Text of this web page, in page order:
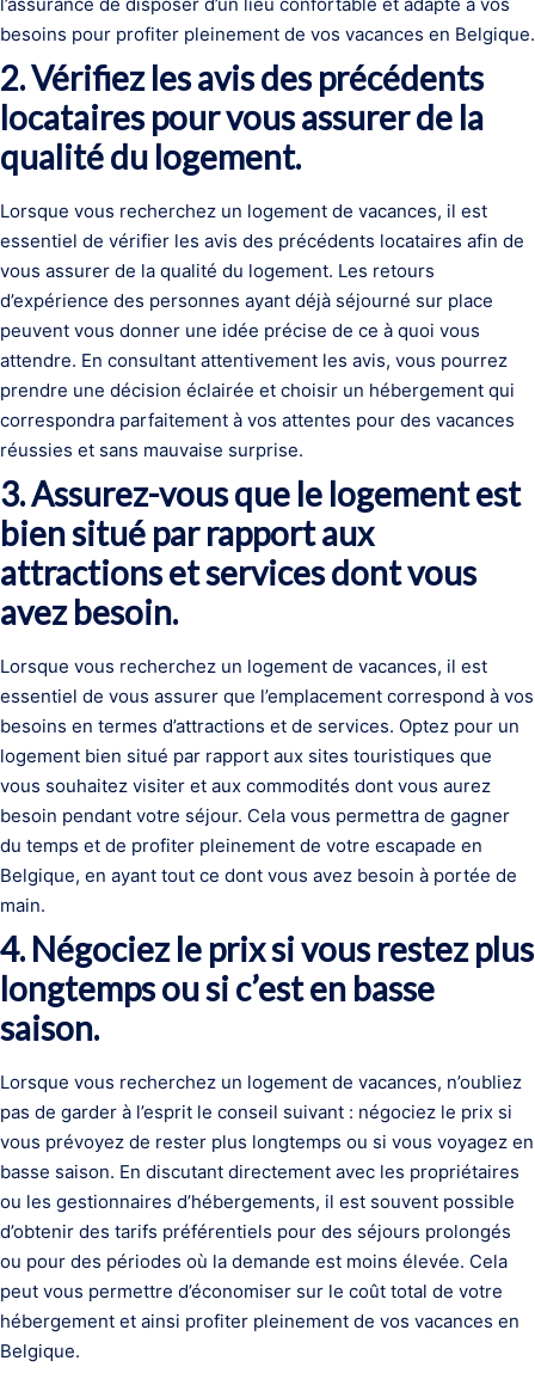
besoins pour profiter pleinement de vos vacances en Belgique.
2. Vérifiez les avis des précédents
locataires pour vous assurer de la
qualité du logement.
Lorsque vous recherchez un logement de vacances, il est
essentiel de vérifier les avis des précédents locataires afin de
vous assurer de la qualité du logement. Les retours
d’expérience des personnes ayant déjà séjourné sur place
peuvent vous donner une idée précise de ce à quoi vous
attendre. En consultant attentivement les avis, vous pourrez
prendre une décision éclairée et choisir un hébergement qui
correspondra parfaitement à vos attentes pour des vacances
réussies et sans mauvaise surprise.
3. Assurez-vous que le logement est
bien situé par rapport aux
attractions et services dont vous
avez besoin.
Lorsque vous recherchez un logement de vacances, il est
essentiel de vous assurer que l’emplacement correspond à vos
besoins en termes d’attractions et de services. Optez pour un
logement bien situé par rapport aux sites touristiques que
vous souhaitez visiter et aux commodités dont vous aurez
besoin pendant votre séjour. Cela vous permettra de gagner
du temps et de profiter pleinement de votre escapade en
Belgique, en ayant tout ce dont vous avez besoin à portée de
main.
4. Négociez le prix si vous restez plus
longtemps ou si c’est en basse
saison.
Lorsque vous recherchez un logement de vacances, n’oubliez
pas de garder à l’esprit le conseil suivant : négociez le prix si
vous prévoyez de rester plus longtemps ou si vous voyagez en
basse saison. En discutant directement avec les propriétaires
ou les gestionnaires d’hébergements, il est souvent possible
d’obtenir des tarifs préférentiels pour des séjours prolongés
ou pour des périodes où la demande est moins élevée. Cela
peut vous permettre d’économiser sur le coût total de votre
hébergement et ainsi profiter pleinement de vos vacances en
Belgique.